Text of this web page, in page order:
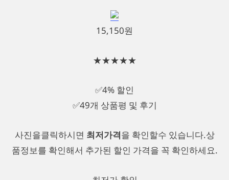
15,150원
★★★★★
✅4% 할인
✅49개 상품평 및 후기
사진을클릭하시면 최저가격을 확인할수 있습니다.상
품정보를 확인해서 추가된 할인 가격을 꼭 확인하세요.